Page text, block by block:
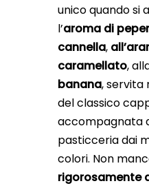
unico quando si
l’aroma di
cannella,
caramellato,
banana, servita
del classico
accompagnata
pasticceria dai
colori. Non
rigorosamente